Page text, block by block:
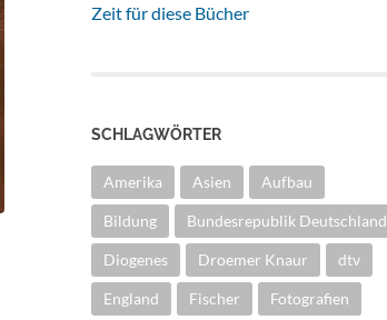
Zeit für diese Bücher
SCHLAGWÖRTER
Amerika Asien Aufbau
Bildung Bundesrepublik Deutschland
Diogenes Droemer Knaur dtv
England Fischer Fotografien